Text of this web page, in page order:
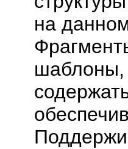
на
шаблоны,